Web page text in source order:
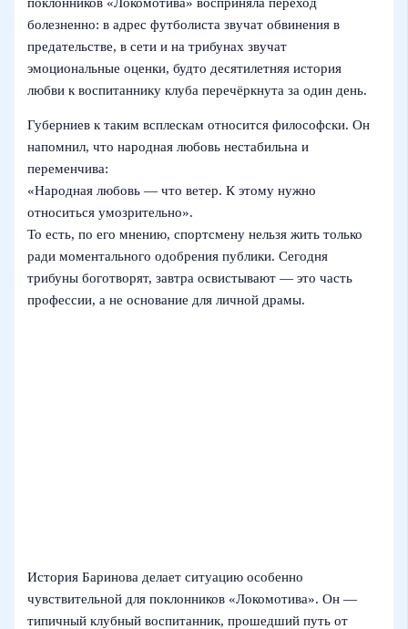
болезненно: в адрес футболиста звучат обвинения в
предательстве, в сети и на трибунах звучат
эмоциональные оценки, будто десятилетняя история
любви к воспитаннику клуба перечёркнута за один день.
Губерниев к таким всплескам относится философски. Он
напомнил, что народная любовь нестабильна и
переменчива:
«Народная любовь — что ветер. К этому нужно
относиться умозрительно».
То есть, по его мнению, спортсмену нельзя жить только
ради моментального одобрения публики. Сегодня
трибуны боготворят, завтра освистывают — это часть
профессии, а не основание для личной драмы.
История Баринова делает ситуацию особенно
чувствительной для поклонников «Локомотива». Он —
типичный клубный воспитанник, прошедший путь от